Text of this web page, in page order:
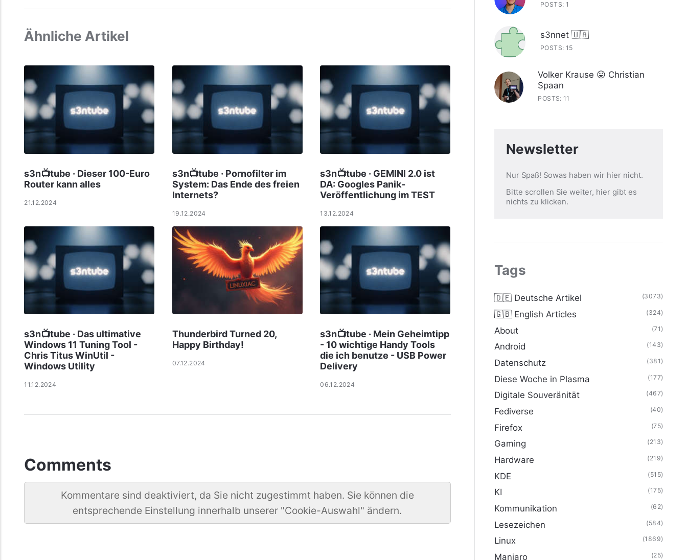
Ähnliche Artikel
s3n📺tube · Dieser 100-Euro
Router kann alles
21.12.2024
s3n📺tube · Pornofilter im
System: Das Ende des freien
Internets?
19.12.2024
s3n📺tube · GEMINI 2.0 ist
DA: Googles Panik-
Veröffentlichung im TEST
13.12.2024
s3n📺tube · Das ultimative
Windows 11 Tuning Tool -
Chris Titus WinUtil -
Windows Utility
11.12.2024
Thunderbird Turned 20,
Happy Birthday!
07.12.2024
s3n📺tube · Mein Geheimtipp
- 10 wichtige Handy Tools
die ich benutze - USB Power
Delivery
06.12.2024
Comments
Kommentare sind deaktiviert, da Sie nicht zugestimmt haben. Sie können die
entsprechende Einstellung innerhalb unserer "Cookie-Auswahl" ändern.
POSTS: 1
s3nnet 🇺🇦
POSTS: 15
Volker Krause 😛 Christian
Spaan
POSTS: 11
Newsletter
Nur Spaß! Sowas haben wir hier nicht.
Bitte scrollen Sie weiter, hier gibt es
nichts zu klicken.
Tags
🇩🇪 Deutsche Artikel (3073)
🇬🇧 English Articles (324)
About (71)
Android (143)
Datenschutz (381)
Diese Woche in Plasma (177)
Digitale Souveränität (467)
Fediverse (40)
Firefox (75)
Gaming (213)
Hardware (219)
KDE (515)
KI (175)
Kommunikation (62)
Lesezeichen (584)
Linux (1869)
Manjaro (25)